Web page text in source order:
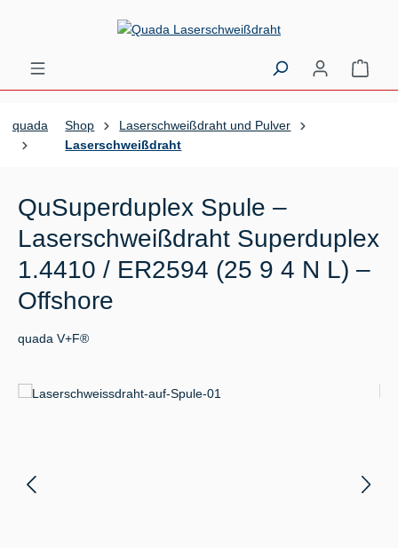
Zum Hauptinhalt springen
quada Shop
Laserschweißdraht und Pulver
Laserschweißdraht
QuSuperduplex Spule –
Laserschweißdraht Superduplex
1.4410 / ER2594 (25 9 4 N L) –
Offshore
quada V+F®
Bildergalerie überspringen